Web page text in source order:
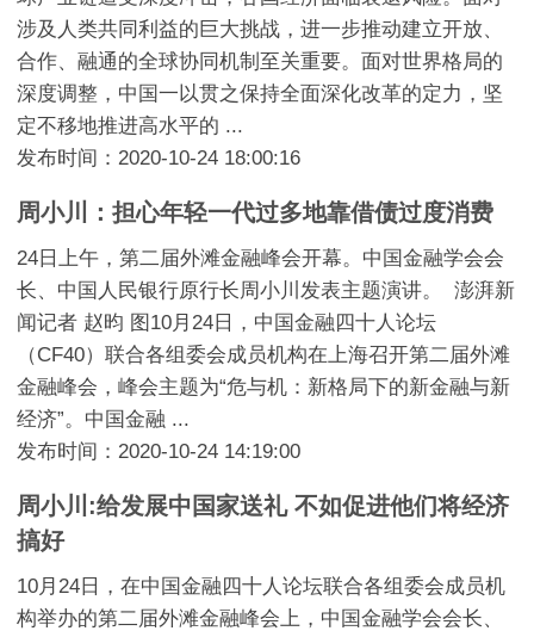
涉及人类共同利益的巨大挑战，进一步推动建立开放、
合作、融通的全球协同机制至关重要。面对世界格局的
深度调整，中国一以贯之保持全面深化改革的定力，坚
定不移地推进高水平的 ...
发布时间：2020-10-24 18:00:16
周小川：担心年轻一代过多地靠借债过度消费
24日上午，第二届外滩金融峰会开幕。中国金融学会会
长、中国人民银行原行长周小川发表主题演讲。 澎湃新
闻记者 赵昀 图10月24日，中国金融四十人论坛
（CF40）联合各组委会成员机构在上海召开第二届外滩
金融峰会，峰会主题为“危与机：新格局下的新金融与新
经济”。中国金融 ...
发布时间：2020-10-24 14:19:00
周小川:给发展中国家送礼 不如促进他们将经济
搞好
10月24日，在中国金融四十人论坛联合各组委会成员机
构举办的第二届外滩金融峰会上，中国金融学会会长、